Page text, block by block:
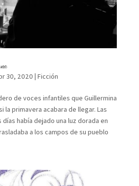
30, 2020 | Ficción
de voces infantiles que Guillermina
la primavera acabara de llegar. Las
había dejado una luz dorada en
a los campos de su pueblo